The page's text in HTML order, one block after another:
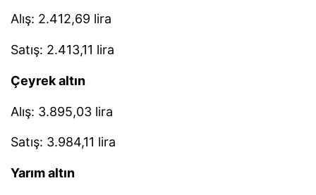
Alış: 2.412,69 lira
Satış: 2.413,11 lira
Çeyrek altın
Alış: 3.895,03 lira
Satış: 3.984,11 lira
Yarım altın